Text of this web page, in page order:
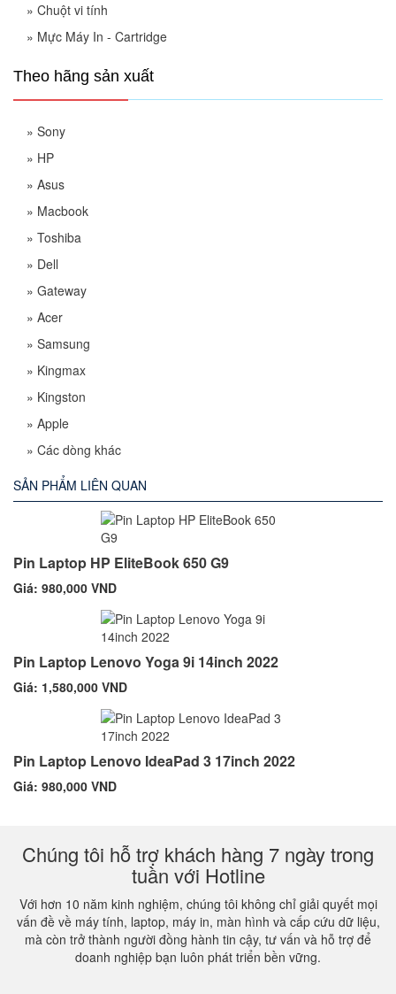
» Chuột vi tính
» Mực Máy In - Cartridge
Theo hãng sản xuất
» Sony
» HP
» Asus
» Macbook
» Toshiba
» Dell
» Gateway
» Acer
» Samsung
» Kingmax
» Kingston
» Apple
» Các dòng khác
SẢN PHẨM LIÊN QUAN
Pin Laptop HP EliteBook 650 G9
Giá: 980,000 VND
Pin Laptop Lenovo Yoga 9i 14inch 2022
Giá: 1,580,000 VND
Pin Laptop Lenovo IdeaPad 3 17inch 2022
Giá: 980,000 VND
Chúng tôi hỗ trợ khách hàng 7 ngày trong
tuần với Hotline
Với hơn 10 năm kinh nghiệm, chúng tôi không chỉ giải quyết mọi
vấn đề về máy tính, laptop, máy in, màn hình và cấp cứu dữ liệu,
mà còn trở thành người đồng hành tin cậy, tư vấn và hỗ trợ để
doanh nghiệp bạn luôn phát triển bền vững.